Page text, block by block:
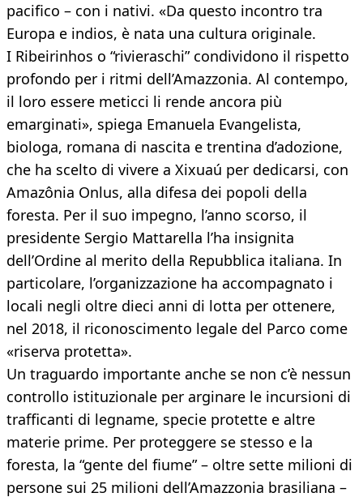
pacifico – con i nativi. «Da questo incontro tra
Europa e indios, è nata una cultura originale.
I Ribeirinhos o “rivieraschi” condividono il rispetto
profondo per i ritmi dell’Amazzonia. Al contempo,
il loro essere meticci li rende ancora più
emarginati», spiega Emanuela Evangelista,
biologa, romana di nascita e trentina d’adozione,
che ha scelto di vivere a Xixuaú per dedicarsi, con
Amazônia Onlus, alla difesa dei popoli della
foresta. Per il suo impegno, l’anno scorso, il
presidente Sergio Mattarella l’ha insignita
dell’Ordine al merito della Repubblica italiana. In
particolare, l’organizzazione ha accompagnato i
locali negli oltre dieci anni di lotta per ottenere,
nel 2018, il riconoscimento legale del Parco come
«riserva protetta».
Un traguardo importante anche se non c’è nessun
controllo istituzionale per arginare le incursioni di
trafficanti di legname, specie protette e altre
materie prime. Per proteggere se stesso e la
foresta, la “gente del fiume” – oltre sette milioni di
persone sui 25 milioni dell’Amazzonia brasiliana –